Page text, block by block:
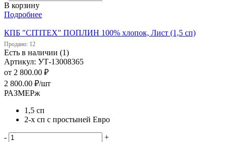
В корзину
Подробнее
КПБ "CITITEX" ПОПЛИН 100% хлопок, Лист (1,5 сп)
Продано: 12
Есть в наличии (1)
Артикул: УТ-13008365
от 2 800.00 ₽
2 800.00 ₽/шт
РАЗМЕРж
1,5 сп
2-х сп с простыней Евро
-
+